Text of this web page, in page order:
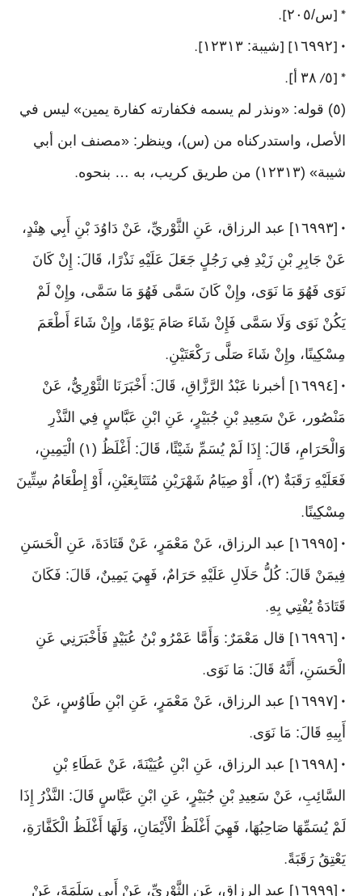
* [س/٢٠٥ ].
• [١٦٩٩٢] [شيبة: ١٢٣١٣ ].
* [٥/ ٣٨ ].
(٥) قوله: «ونذر لم يسمه فكفارته كفارة يمين» ليس في
الأصل، واستدركناه من (س)، وينظر: «مصنف ابن أبي
شيبة» (١٢٣١٣) من طريق كريب، به … بنحوه
.
•
[١٦٩٩٣] عبد الرزاق، عَنِ الثَّوْريِّ، عَنْ دَاوُدَ بْنِ أَبِي هِنْدٍ،
عَنْ جَابِرِ بْنِ زَيْدِ فِي رَجُلٍ جَعَلَ عَلَيْهِ نَذْرًا، قَالَ: إِنْ كَانَ
نَوَى فَهُوَ مَا نَوَى، وإِنْ كَانَ سَمَّى فَهُوَ مَا سَمَّى، وإِنْ لَمْ
يَكُنْ نَوَى وَلَا سَمَّى فَإِنْ شَاءَ صَامَ يَوْمًا، وإِنْ شَاءَ أَطْعَمَ
مِسْكِينًا، وإِنْ شَاءَ صَلَّى رَكْعَتَيْنِ.
•
[١٦٩٩٤] أخبرنا عَبْدُ الرَّزَّاقِ، قَالَ: أَخْبَرَنَا الثَّوْرِيُّ، عَنْ
مَنْصُور، عَنْ سَعِيدِ بْنِ جُبَيْرٍ، عَنِ ابْنِ عَبَّاسٍ فِي النَّذْرِ
وَالْحَرَامِ، قَالَ: إِذَا لَمْ يُسَمِّ شَيْئًا، قَالَ: أَغْلَظُ (١) الْيَمِينِ،
فَعَلَيْهِ رَقَبَةٌ (٢)، أَوْ صِيَامُ شَهْرَيْنِ مُتَتَابِعَيْنِ، أَوْ إِطْعَامُ سِتِّينَ
مِسْكِينًا.
•
[١٦٩٩٥] عبد الرزاق، عَنْ مَعْمَرٍ، عَنْ قَتَادَةَ، عَنِ الْحَسَنِ
فِيمَنْ قَالَ: كُلُّ حَلَالِ عَلَيْهِ حَرَامٌ، فَهِيَ يَمِينٌ، قَالَ: فَكَانَ
قَتَادَةُ يُفْتِي بِهِ.
•
[١٦٩٩٦] قال مَعْمَرٌ: وَأَمَّا عَمْرُو بْنُ عُبَيْدٍ فَأَخْبَرَنِي عَنِ
الْحَسَنِ، أَنَّهُ قَالَ: مَا نَوَى.
•
[١٦٩٩٧] عبد الرزاق، عَنْ مَعْمَرٍ، عَنِ ابْنِ طَاوُسٍ، عَنْ
أَبِيهِ قَالَ: مَا نَوَى.
•
[١٦٩٩٨] عبد الرزاق، عَنِ ابْنِ عُيَيْنَةَ، عَنْ عَطَاءِ بْنِ
السَّائِبِ، عَنْ سَعِيدِ بْنِ جُبَيْرٍ، عَنِ ابْنِ عَبَّاسٍ قَالَ: النَّذْرُ إِذَا
لَمْ يُسَمِّهَا صَاحِبُهَا، فَهِيَ أَغْلَظُ الْأَيْمَانِ، وَلَهَا أَغْلَظُ الْكَفَّارَةِ،
يَعْتِقُ رَقَبَةً.
•
[١٦٩٩٩] عبد الرزاق، عَنِ الثَّوْرِيِّ، عَنْ أَبِي سَلَمَةَ، عَنْ